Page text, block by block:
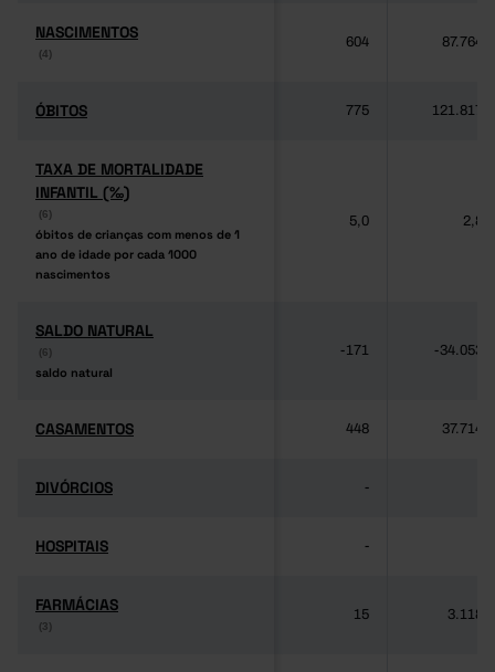
NASCIMENTOS
(4)
NASCIMENTOS
(4)
604 87.764
ÓBITOS
ÓBITOS 775 121.817
TAXA DE MORTALIDADE
INFANTIL (‰)
(6)
óbitos de crianças com menos de 1
ano de idade por cada 1000
nascimentos
TAXA DE MORTALIDADE
INFANTIL (‰)
(6)
óbitos de crianças com menos de 1
ano de idade por cada 1000
nascimentos
5,0 2,8
SALDO NATURAL
(6)
saldo natural
SALDO NATURAL
(6)
saldo natural
-171 -34.053
CASAMENTOS
CASAMENTOS 448 37.714
DIVÓRCIOS
DIVÓRCIOS -
HOSPITAIS
HOSPITAIS -
FARMÁCIAS
(3)
FARMÁCIAS
(3)
15 3.118